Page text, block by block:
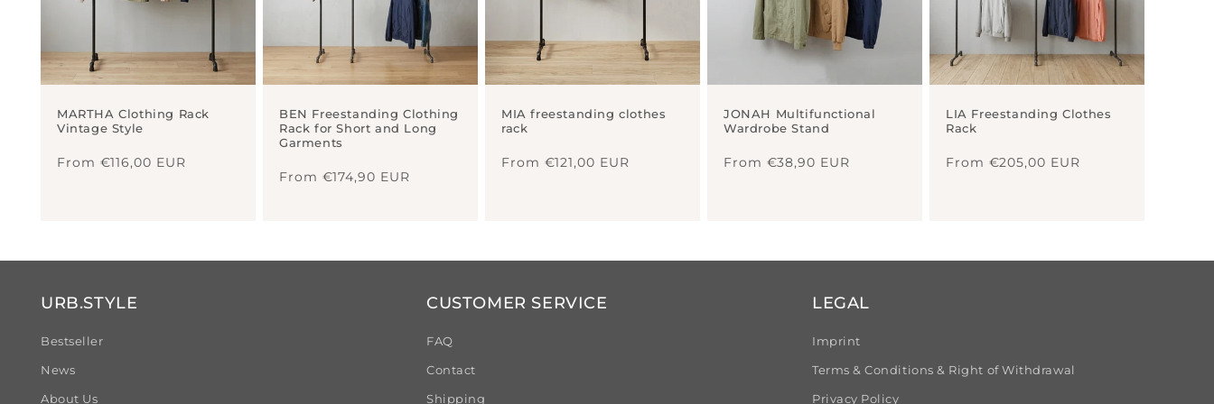
n
t
n
MARTHA Clothing Rack
Vintage Style
price
From €116,00 EUR
BEN Freestanding Clothing
Rack for Short and Long
Garments
price
From €174,90 EUR
MIA freestanding clothes
rack
price
From €121,00 EUR
JONAH Multifunctional
Wardrobe Stand
price
From €38,90 EUR
LIA Freestanding Clothes
Rack
price
From €205,00 EUR
URB.STYLE
Bestseller
News
About Us
CUSTOMER SERVICE
FAQ
Contact
Shipping
LEGAL
Imprint
Terms & Conditions & Right of Withdrawal
Privacy Policy